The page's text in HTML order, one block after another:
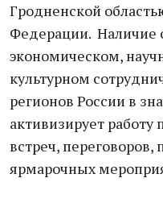
Гродненской
Федерации. Наличие
экономическом,
культурном
регионов России в
активизирует
встреч,
ярмарочных